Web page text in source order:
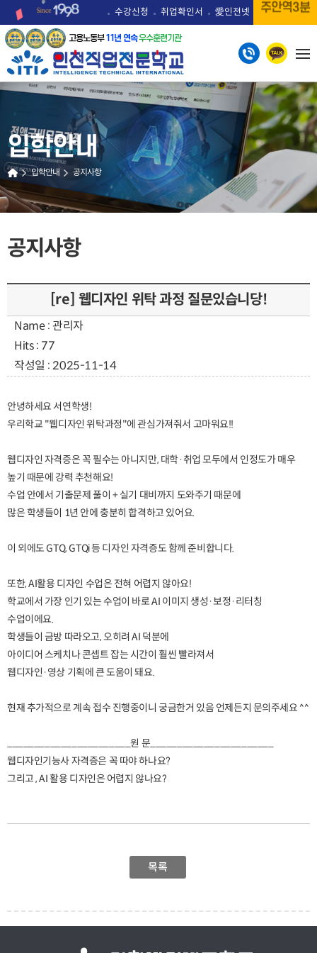
수강신청 취업확인서 愛인전넷 주안역3분
고용노동부 11년 연속우수훈련기관
입학안내
입학안내 공지사항
공지사항
[re] 웹디자인 위탁 과정 질문있습니당!
Name : 관리자
Hits : 77
작성일 : 2025-11-14
안녕하세요 서연학생!
우리학교 "웹디자인 위탁과정"에 관심가져줘서 고마워요!!
웹디자인 자격증은 꼭 필수는 아니지만, 대학·취업 모두에서 인정도가 매우
높기 때문에 강력 추천해요!
수업 안에서 기출문제 풀이 + 실기 대비까지 도와주기 때문에
많은 학생들이 1년 안에 충분히 합격하고 있어요.
이 외에도 GTQ, GTQi 등 디자인 자격증도 함께 준비합니다.
또한, AI활용 디자인 수업은 전혀 어렵지 않아요!
학교에서 가장 인기 있는 수업이 바로 AI 이미지 생성·보정·리터칭
수업이에요.
학생들이 금방 따라오고, 오히려 AI 덕분에
아이디어 스케치나 콘셉트 잡는 시간이 훨씬 빨라져서
웹디자인·영상 기획에 큰 도움이 돼요.
현재 추가적으로 계속 접수 진행중이니 궁금한거 있음 언제든지 문의주세요 ^^
_______________________원 문_______________________
웹디자인기능사 자격증은 꼭 따야 하나요?
그리고 , AI 활용 디자인은 어렵지 않나요?
목록